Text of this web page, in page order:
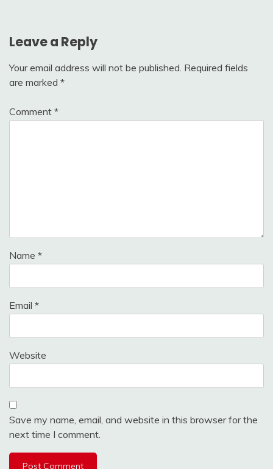
Leave a Reply
Your email address will not be published. Required fields
are marked *
Comment *
Name *
Email *
Website
Save my name, email, and website in this browser for the
next time I comment.